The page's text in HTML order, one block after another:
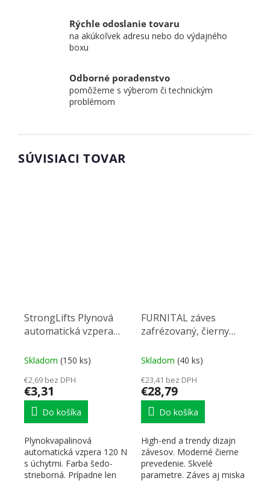
Rýchle odoslanie tovaru
na akúkoľvek adresu nebo do výdajného
boxu
Odborné poradenstvo
pomôžeme s výberom či technickým
problémom
SÚVISIACI TOVAR
StrongLifts Plynová
automatická vzpera
Skladom (150 ks)
€2,69 bez DPH
€3,31
Do košíka
Plynokvapalinová
automatická vzpera 120 N
s úchytmi. Farba šedo-
strieborná. Prípadne len
FURNITAL záves
zafrézovaný, čierny
Skladom (40 ks)
€23,41 bez DPH
€28,79
Do košíka
High-end a trendy dizajn
závesov. Moderné čierne
prevedenie. Skvelé
parametre. Záves aj miska